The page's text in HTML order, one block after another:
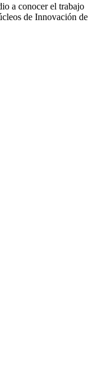
a conocer el trabajo
de Innovación de